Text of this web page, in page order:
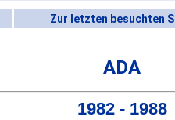
Zur letzten besuchten
ADA
1982 - 1988